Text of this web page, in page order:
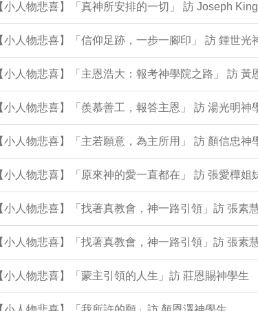
小人物悲喜】「真神所安排的一切」 訪 Joseph
小人物悲喜】「信仰足跡，一步一腳印」 訪 鍾世光
小人物悲喜】「主恩浩大：報考神學院之路」 訪 黃
小人物悲喜】「羨慕善工，報答主恩」 訪 湯光明神
小人物悲喜】「主若願意，為主所用」 訪 顏信忠神
小人物悲喜】「原來神的愛一直都在」 訪 張愛樺姐
人物悲喜】「找著真教會，神一路引領」訪 張素
人物悲喜】「找著真教會，神一路引領」訪 張素
小人物悲喜】「蒙主引領的人生」訪 莊恩賜神學生